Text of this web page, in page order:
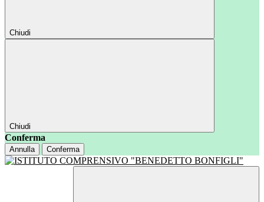
Chiudi
Chiudi
Conferma
Annulla Conferma